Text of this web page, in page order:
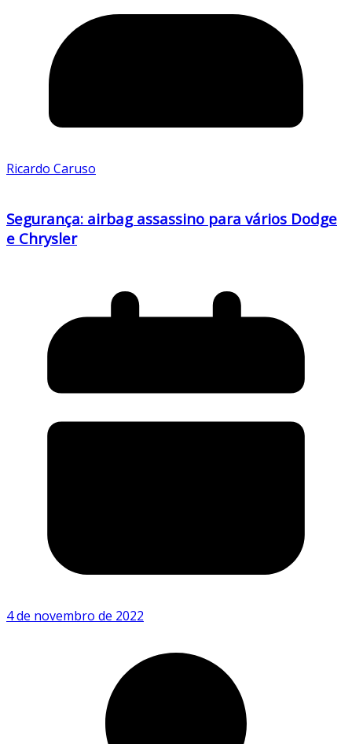
Ricardo Caruso
Segurança: airbag assassino para vários Dodge
e Chrysler
4 de novembro de 2022